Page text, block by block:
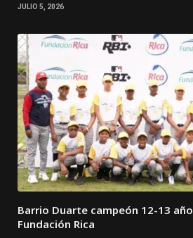
JULIO 5, 2026
Barrio Duarte campeón 12-13
Fundación Rica